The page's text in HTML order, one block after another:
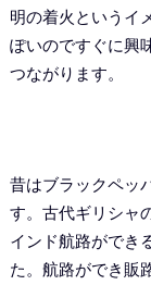
明の着火というイ
ぽいのですぐに興
つながります。
昔はブラックペッ
す。古代ギリシャ
インド航路ができ
た。航路ができ販